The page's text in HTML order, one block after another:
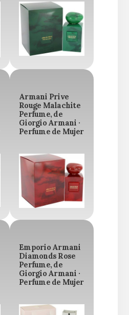
Armani Prive
Rouge Malachite
Perfume, de
Giorgio Armani ·
Perfume de Mujer
Emporio Armani
Diamonds Rose
Perfume, de
Giorgio Armani ·
Perfume de Mujer